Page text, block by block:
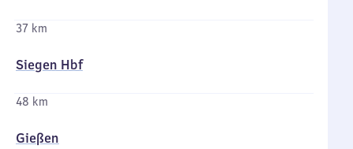
37 km
Siegen Hbf
48 km
Gießen